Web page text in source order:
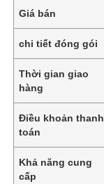
Giá bán
chi tiết đóng gói
Thời gian giao
hàng
Điều khoản thanh
toán
Khả năng cung
cấp